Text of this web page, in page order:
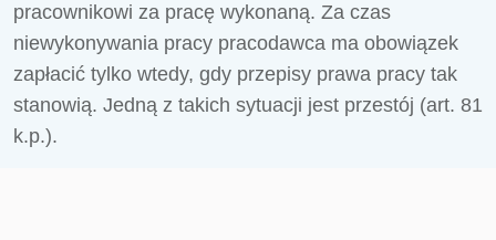
pracownikowi za pracę wykonaną. Za czas
niewykonywania pracy pracodawca ma obowiązek
zapłacić tylko wtedy, gdy przepisy prawa pracy tak
stanowią. Jedną z takich sytuacji jest przestój (art. 81
k.p.).